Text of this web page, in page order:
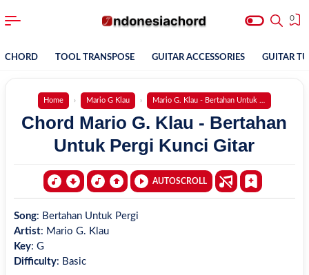
0
CHORD TOOL TRANSPOSE GUITAR ACCESSORIES GUITAR
Home Mario G Klau Mario G. Klau - Bertahan Untuk Pergi
Chord Mario G. Klau - Bertahan
Untuk Pergi Kunci Gitar
AUTOSCROLL
Song: Bertahan Untuk Pergi
Artist: Mario G. Klau
Key: G
Difficulty: Basic